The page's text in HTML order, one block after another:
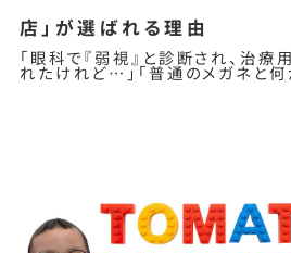
店」が選ばれる理由
「眼科で『弱視』と診断され、治
れたけれど…」「普通のメガネと何